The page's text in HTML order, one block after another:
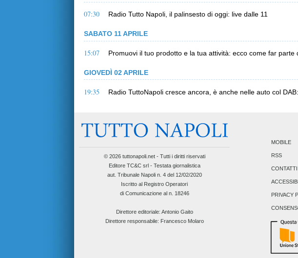
07:30 Radio Tutto Napoli, il palinsesto di oggi: live dalle 11
SABATO 11 APRILE
15:07 Promuovi il tuo prodotto e la tua attività: ecco come far parte
GIOVEDÌ 02 APRILE
19:35 Radio TuttoNapoli cresce ancora, è anche nelle auto col
© 2026 tuttonapoli.net - Tutti i diritti riservati
Editore TC&C srl - Testata giornalistica
aut. Tribunale Napoli n. 4 del 12/02/2020
Iscritto al Registro Operatori
di Comunicazione al n. 18246
Direttore editoriale: Antonio Gaito
Direttore responsabile: Francesco Molaro
MOBILE
RSS
CONTATTI
PRIVACY